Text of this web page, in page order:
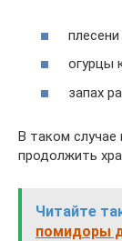
огурцы
запах
В таком
продолжить
Читайте
помидоры